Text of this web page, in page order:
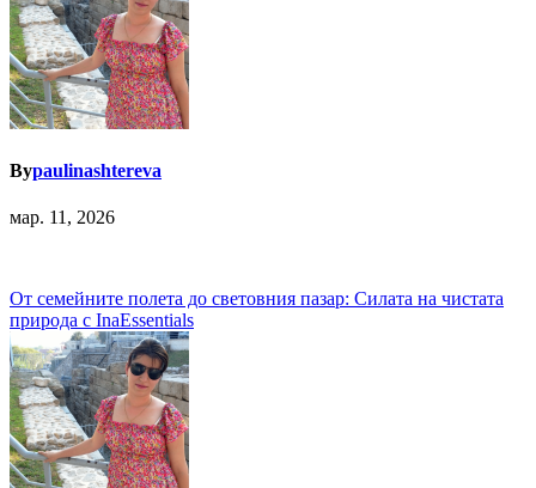
Bypaulinashtereva
мар. 11, 2026
Навигация
От семейните полета до световния пазар: Силата на чистата
природа с InaEssentials